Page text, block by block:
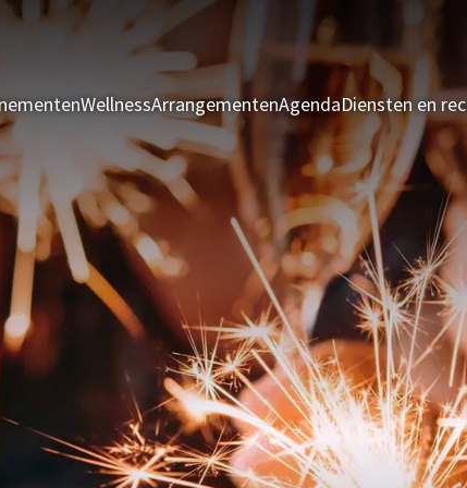
WellnessArrangementenAgendaDiensten en